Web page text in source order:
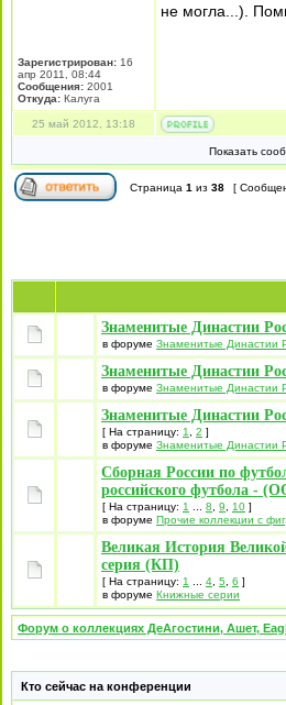
Зарегистрирован: 16
апр 2011, 08:44
Сообщения: 2001
Откуда: Калуга
не могла...).
25 май 2012, 13:18
Показать
Страница 1 из 38 [
Знаменитые Династии
в форуме Знаменитые Династии
Знаменитые Династии
в форуме Знаменитые Династии
Знаменитые Династии
[ На страницу: 1 2 ]
в форуме Знаменитые Династии
Сборная России по
российского футбола -
[ На страницу: 1 8 9 10 ]
в форуме Прочие коллекции с
Великая История
серия (КП)
[ На страницу: 1 4 5 6 ]
в форуме Книжные серии
Форум о коллекциях ДеАгостини, Ашет,
Кто сейчас на конференции